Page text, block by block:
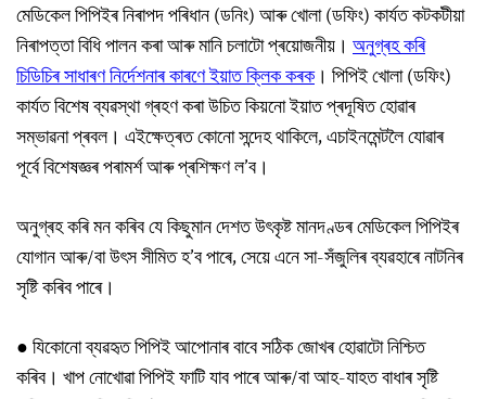
মেডিকেল পিপিইৰ নিৰাপদ পৰিধান (ডনিং) আৰু খোলা (ডফিং) কাৰ্যত কটকটীয়া
নিৰাপত্তা বিধি পালন কৰা আৰু মানি চলাটো প্ৰয়োজনীয়। অনুগ্ৰহ কৰি
চিডিচিৰ সাধাৰণ নিৰ্দেশনাৰ কাৰণে ইয়াত ক্লিক কৰক। পিপিই খোলা (ডফিং)
কাৰ্যত বিশেষ ব্যৱস্থা গ্ৰহণ কৰা উচিত কিয়নো ইয়াত প্ৰদূষিত হোৱাৰ
সম্ভাৱনা প্ৰবল। এইক্ষেত্ৰত কোনো সন্দেহ থাকিলে, এচাইনমেন্টলৈ যোৱাৰ
পূৰ্বে বিশেষজ্ঞৰ পৰামৰ্শ আৰু প্ৰশিক্ষণ ল’ব।
অনুগ্ৰহ কৰি মন কৰিব যে কিছুমান দেশত উৎকৃষ্ট মানদণ্ডৰ মেডিকেল পিপিইৰ
যোগান আৰু/বা উৎস সীমিত হ’ব পাৰে, সেয়ে এনে সা-সঁজুলিৰ ব্যৱহাৰে নাটনিৰ
সৃষ্টি কৰিব পাৰে।
● যিকোনো ব্যৱহৃত পিপিই আপোনাৰ বাবে সঠিক জোখৰ হোৱাটো নিশ্চিত
কৰিব। খাপ নোখোৱা পিপিই ফাটি যাব পাৰে আৰু/বা আহ-যাহত বাধাৰ সৃষ্টি